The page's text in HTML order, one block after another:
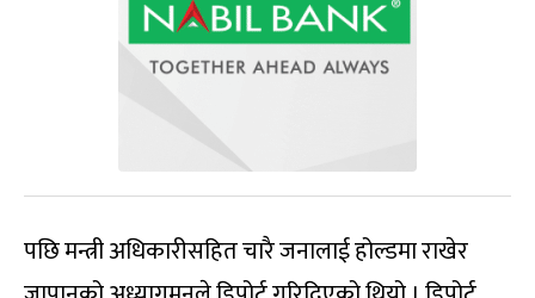
पछि मन्त्री अधिकारीसहित चारै जनालाई होल्डमा राखेर